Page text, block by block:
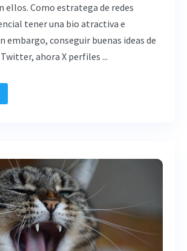
ellos. Como estratega de redes
tener una bio atractiva e
embargo, conseguir buenas ideas de
ahora X perfiles ...